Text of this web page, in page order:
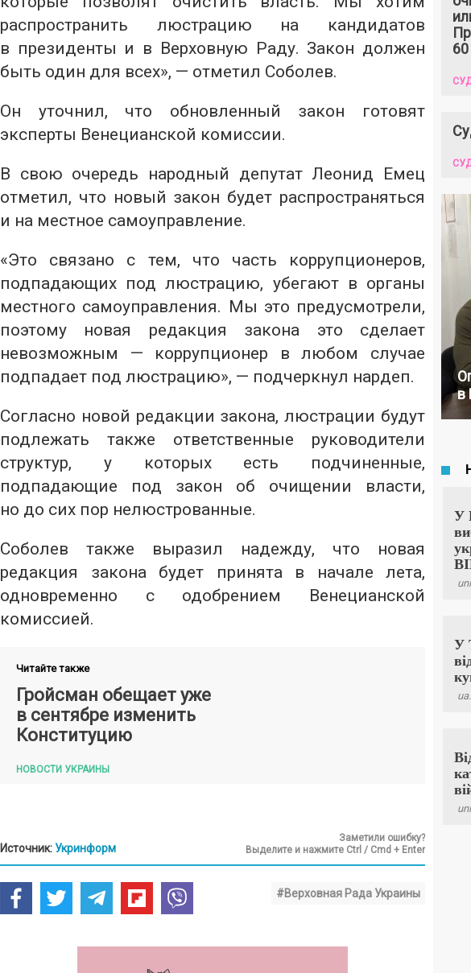
распространить люстрацию на кандидатов
в президенты и в Верховную Раду. Закон должен
быть один для всех», — отметил Соболев.
Он уточнил, что обновленный закон готовят
эксперты Венецианской комиссии.
В свою очередь народный депутат Леонид Емец
отметил, что новый закон будет распространяться
и на местное самоуправление.
«Это связано с тем, что часть коррупционеров,
подпадающих под люстрацию, убегают в органы
местного самоуправления. Мы это предусмотрели,
поэтому новая редакция закона это сделает
невозможным — коррупционер в любом случае
подпадает под люстрацию», — подчеркнул нардеп.
Согласно новой редакции закона, люстрации будут
подлежать также ответственные руководители
структур, у которых есть подчиненные,
подпадающие под закон об очищении власти,
но до сих пор нелюстрованные.
Соболев также выразил надежду, что новая
редакция закона будет принята в начале лета,
одновременно с одобрением Венецианской
комиссией.
Читайте также
Гройсман обещает уже
в сентябре изменить
Конституцию
НОВОСТИ УКРАИНЫ
Источник: Укринформ
Заметили ошибку?
Выделите и нажмите Ctrl / Cmd + Enter
#Верховная Рада Украины
в